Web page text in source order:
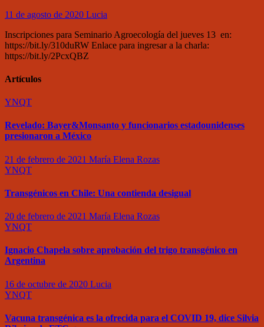
11 de agosto de 2020 Lucia
Inscripciones para Seminario Agroecología del jueves 13 en:
https://bit.ly/310duRW Enlace para ingresar a la charla:
https://bit.ly/2PcxQBZ
Artículos
YNQT
Revelado: Bayer&Monsanto y funcionarios estadounidenses
presionaron a México
21 de febrero de 2021 María Elena Rozas
YNQT
Transgénicos en Chile: Una contienda desigual
20 de febrero de 2021 María Elena Rozas
YNQT
Ignacio Chapela sobre aprobación del trigo transgénico en
Argentina
16 de octubre de 2020 Lucia
YNQT
Vacuna transgénica es la ofrecida para el COVID 19, dice Silvia